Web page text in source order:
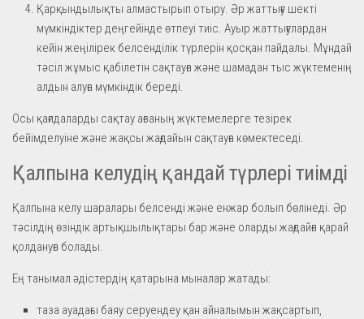
Қарқындылықты алмастырып отыру. Әр жаттығу шекті
мүмкіндіктер деңгейінде өтпеуі тиіс. Ауыр жаттығулардан
кейін жеңілірек белсенділік түрлерін қосқан пайдалы. Мұндай
тәсіл жұмыс қабілетін сақтауға және шамадан тыс жүктеменің
алдын алуға мүмкіндік береді.
Осы қағидаларды сақтау ағзаның жүктемелерге тезірек
бейімделуіне және жақсы жағдайын сақтауға көмектеседі.
Қалпына келудің қандай түрлері тиімді
Қалпына келу шаралары белсенді және енжар болып бөлінеді. Әр
тәсілдің өзіндік артықшылықтары бар және оларды жағдайға қарай
қолдануға болады.
Ең танымал әдістердің қатарына мыналар жатады:
таза ауадағы баяу серуендеу қан айналымын жақсартып,